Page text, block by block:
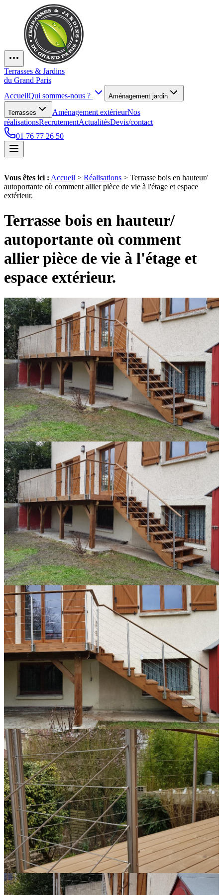
Terrasses & Jardins
du Grand Paris
AccueilQui sommes-nous ? Aménagement jardin
Terrasses Aménagement extérieurNos
réalisationsRecrutementActualitésDevis/contact
01 76 77 26 50
Vous êtes ici : Accueil > Réalisations > Terrasse bois en hauteur/
autoportante où comment allier pièce de vie à l'étage et espace
extérieur.
Terrasse bois en hauteur/
autoportante où comment
allier pièce de vie à l'étage et
espace extérieur.